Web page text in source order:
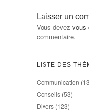
Laisser un
Vous devez vous
commentaire.
LISTE DES
Communication
Conseils (53)
Divers (123)